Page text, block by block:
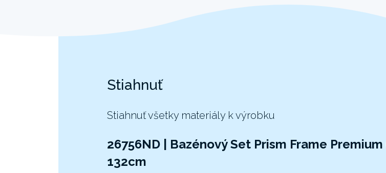
Stiahnuť
Stiahnuť všetky materiály k výrobku
26756ND | Bazénový Set Prism Frame
132cm